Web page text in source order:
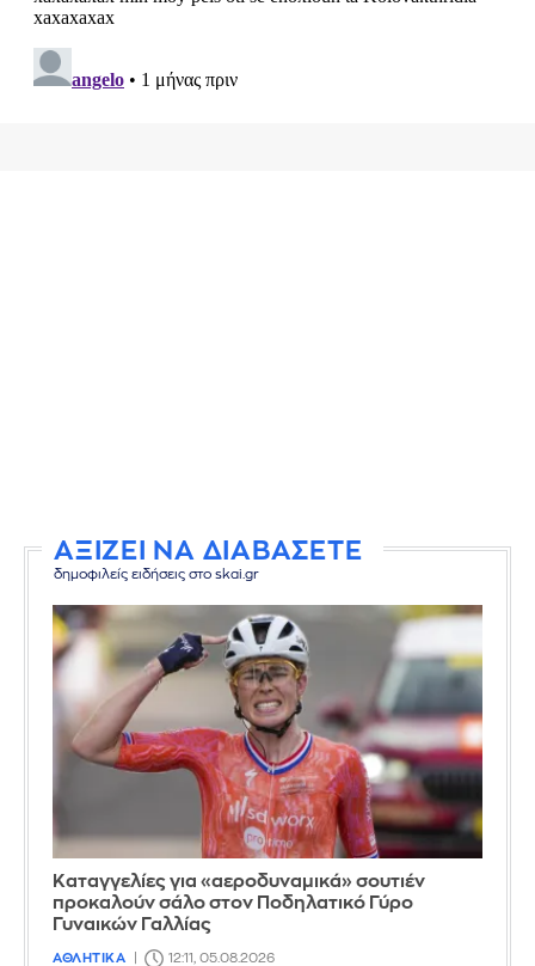
ΑΞΙΖΕΙ ΝΑ ΔΙΑΒΑΣΕΤΕ
δημοφιλείς ειδήσεις στο skai.gr
Καταγγελίες για «αεροδυναμικά» σουτιέν
προκαλούν σάλο στον Ποδηλατικό Γύρο
Γυναικών Γαλλίας
ΑΘΛΗΤΙΚΑ 12:11, 05.08.2026